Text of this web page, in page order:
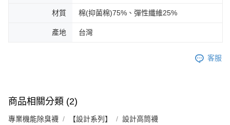
材質 棉(抑菌棉)75%、彈性纖維25%
產地 台灣
客服
商品相關分類 (2)
專業機能除臭襪 【設計系列】 設計高筒襪